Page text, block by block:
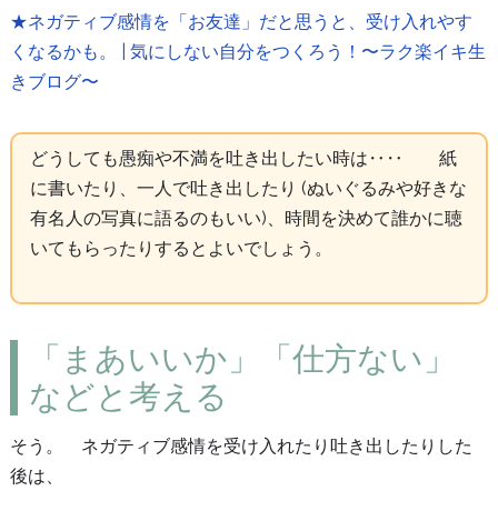
★ネガティブ感情を「お友達」だと思うと、受け入れやす
くなるかも。 | 気にしない自分をつくろう！〜ラク楽イキ生
きブログ〜
どうしても愚痴や不満を吐き出したい時は‥‥ 紙
に書いたり、一人で吐き出したり (ぬいぐるみや好きな
有名人の写真に語るのもいい)、時間を決めて誰かに聴
いてもらったりするとよいでしょう。
「まあいいか」「仕方ない」
などと考える
そう。 ネガティブ感情を受け入れたり 吐き出したりした
後は、